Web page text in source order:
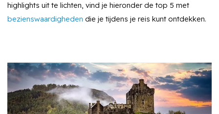
highlights uit te lichten, vind je hieronder de top 5 met
bezienswaardigheden die je tijdens je reis kunt ontdekken.